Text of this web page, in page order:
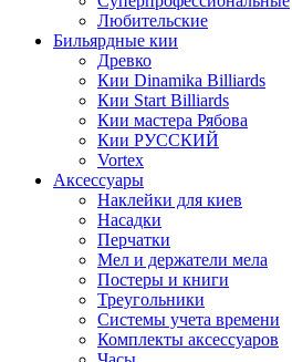
Любительские
Бильярдные кии
Древко
Кии Dinamika Billiards
Кии Start Billiards
Кии мастера Рябова
Кии РУССКИЙ
Vortex
Аксессуары
Наклейки для киев
Насадки
Перчатки
Мел и держатели мела
Постеры и книги
Треугольники
Системы учета времени
Комплекты аксессуаров